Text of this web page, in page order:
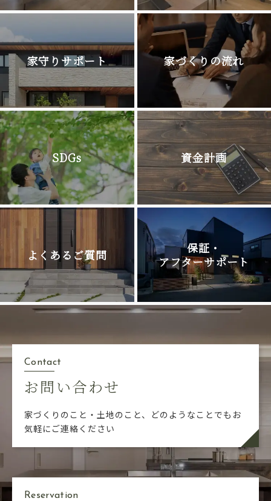
家守りサポート 家づくりの流れ
SDGs 資金計画
よくあるご質問
保証・
アフターサポート
Contact
お問い合わせ
家づくりのこと・土地のこと、どのようなことでも お
気軽にご連絡ください
Reservation